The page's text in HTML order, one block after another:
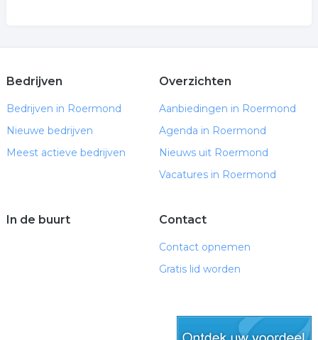
Bedrijven
Bedrijven in Roermond
Nieuwe bedrijven
Meest actieve bedrijven
Overzichten
Aanbiedingen in Roermond
Agenda in Roermond
Nieuws uit Roermond
Vacatures in Roermond
In de buurt Contact
Contact opnemen
Gratis lid worden